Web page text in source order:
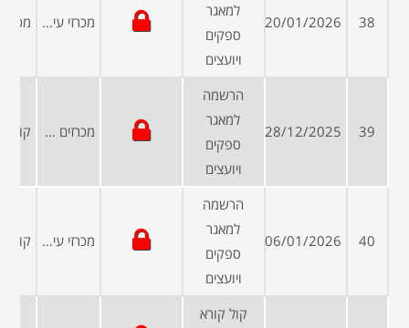
38
20/01/2026
למאגר
ספקים
ויועצים
מכרזי עיריות ומועצות
39
28/12/2025
הרשמה
למאגר
ספקים
ויועצים
מכרזים פומביים
40
06/01/2026
הרשמה
למאגר
ספקים
ויועצים
מכרזי עיריות ומועצות
קול קורא